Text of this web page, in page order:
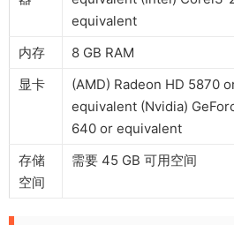
equivalent
内存 8 GB RAM
显卡
(AMD) Radeon HD 5870
equivalent (Nvidia)
640 or equivalent
存储
空间
需要 45 GB 可用空间